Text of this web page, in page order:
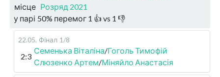
місце Розряд 2021
у парі 50% перемог 1 👍 vs 1 👎
22.05. Фінал 1/8
2:3
Семенька Віталіна/Гоголь Тимофій
Слюзенко Артем/Міняйло Анастасія